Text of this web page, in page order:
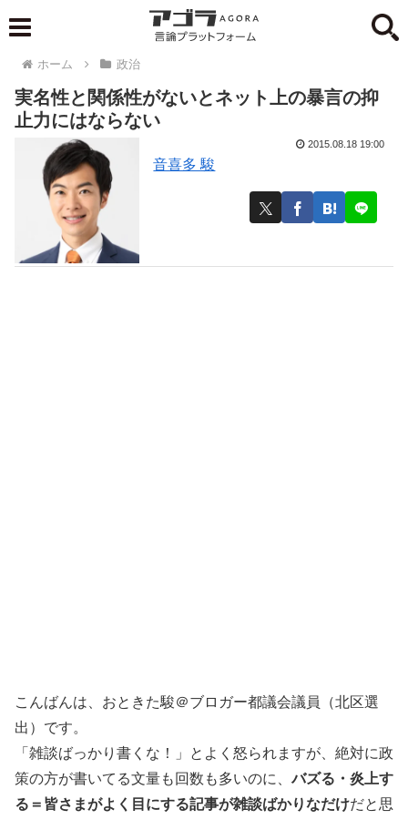
ホーム 政治
実名性と関係性がないとネット上の暴言の抑
止力にはならない
音喜多 駿
2015.08.18 19:00
こんばんは、おときた駿＠ブロガー都議会議員（北区選
出）です。
「雑談ばっかり書くな！」とよく怒られますが、絶対に政
策の方が書いてる文量も回数も多いのに、バズる・炎上す
る＝皆さまがよく目にする記事が雑談ばかりなだけだと思